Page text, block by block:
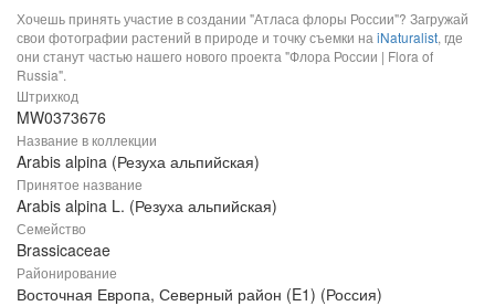
Хочешь принять участие в создании "Атласа флоры России"? Загружай
свои фотографии растений в природе и точку съемки на iNaturalist, где
они станут частью нашего нового проекта "Флора России | Flora of
Russia".
Штрихкод
MW0373676
Название в коллекции
Arabis alpina (Резуха альпийская)
Принятое название
Arabis alpina L. (Резуха альпийская)
Семейство
Brassicaceae
Районирование
Восточная Европа, Северный район (E1) (Россия)